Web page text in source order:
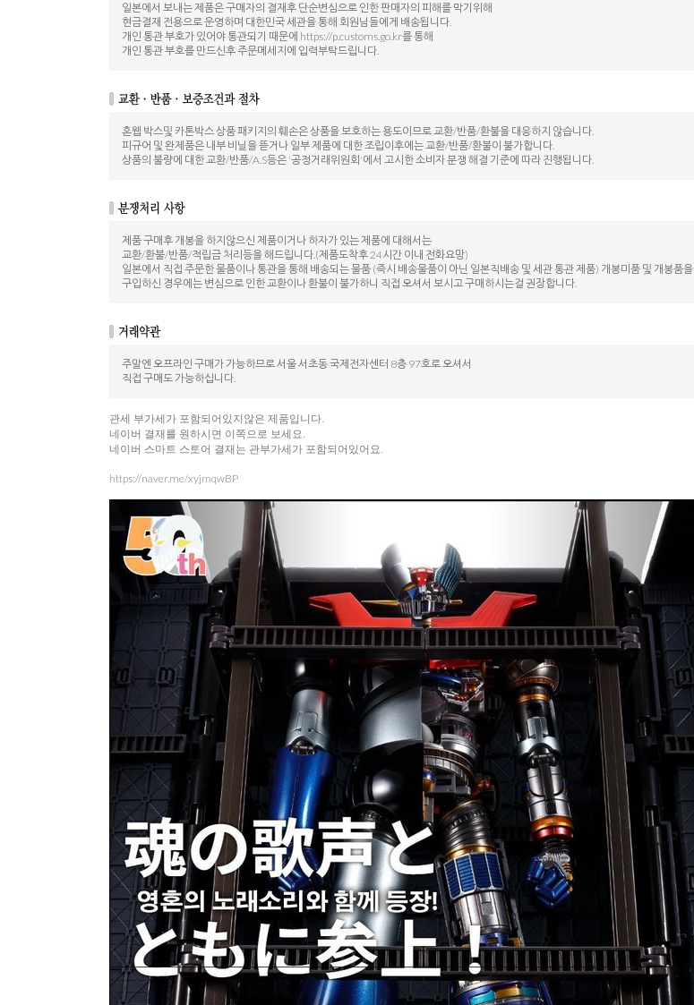
일본에서 보내는 제품은 구매자의 결재후 단순변심으로 인한 판매자의 피해를 막기위해
현금결재 전용으로 운영하며 대한민국 세관을 통해 회원님들에게 배송됩니다.
개인 통관 부호가 있어야 통관되기 때문에 https://p.customs.go.kr를 통해
개인 통관 부호를 만드신후 주문메세지에 입력부탁드립니다.
혼웹 박스및 카톤박스 상품 패키지의 훼손은 상품을 보호하는 용도이므로 교환/반품/환불을 대응하지 않습니다.
피규어 및 완제품은 내부 비닐을 뜯거나 일부 제품에 대한 조립이후에는 교환/반품/환불이 불가합니다.
상품의 불량에 대한 교환/반품/A.S등은 '공정거래위원회'에서 고시한 소비자 분쟁 해결 기준에 따라 진행됩니다.
제품 구매후 개봉을 하지않으신 제품이거나 하자가 있는 제품에 대해서는
교환/환불/반품/적립금 처리등을 해드립니다.(제품도착후 24시간 이내 전화요망)
일본에서 직접 주문한 물품이나 통관을 통해 배송되는 물품 (즉시 배송물품이 아닌 일본직배송 및 세관 통관 제품) 개봉미품 및 개봉품을
구입하신 경우에는 변심으로 인한 교환이나 환불이 불가하니 직접 오셔서 보시고 구매하시는걸 권장합니다.
주말엔 오프라인 구매가 가능하므로 서울 서초동 국제전자센터 8층 97호로 오셔서
직접 구매도 가능하십니다.
관세 부가세가 포함되어있지않은 제품입니다.
네이버 결재를 원하시면 이쪽으로 보세요.
네이버 스마트 스토어 결재는 관부가세가 포함되어있어요.
https://naver.me/xyjmqwBP